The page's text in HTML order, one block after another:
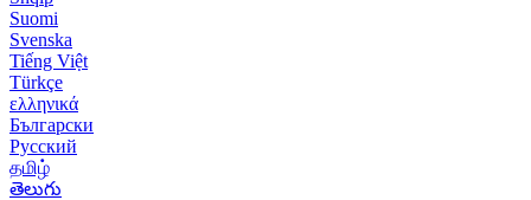
Suomi
Svenska
Tiếng Việt
Türkçe
ελληνικά
Български
Русский
தமிழ்
తెలుగు